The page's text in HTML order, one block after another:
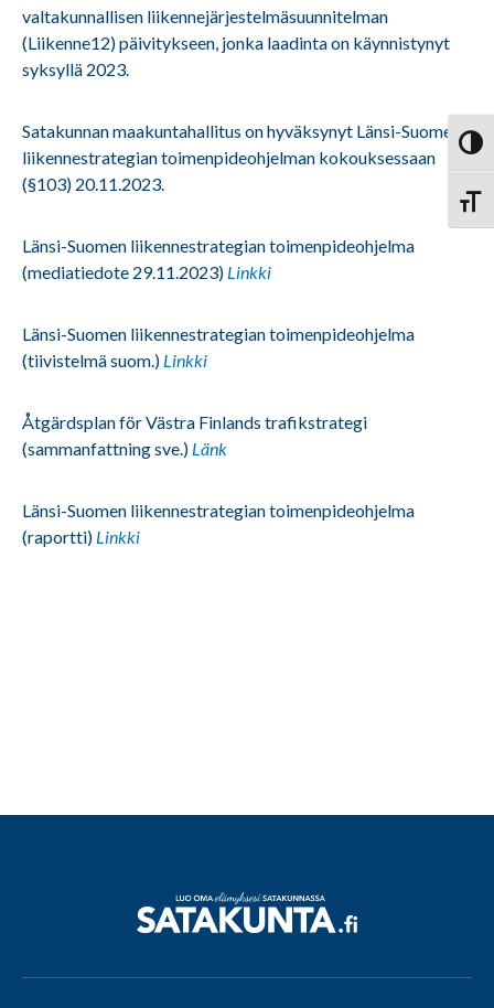
valtakunnallisen liikennejärjestelmäsuunnitelman
(Liikenne12) päivitykseen, jonka laadinta on käynnistynyt
syksyllä 2023.
Satakunnan maakuntahallitus on hyväksynyt Länsi-Suomen
liikennestrategian toimenpideohjelman kokouksessaan
(§103) 20.11.2023.
Länsi-Suomen liikennestrategian toimenpideohjelma
(mediatiedote 29.11.2023) Linkki
Länsi-Suomen liikennestrategian toimenpideohjelma
(tiivistelmä suom.) Linkki
Åtgärdsplan för Västra Finlands trafikstrategi
(sammanfattning sve.) Länk
Länsi-Suomen liikennestrategian toimenpideohjelma
(raportti) Linkki